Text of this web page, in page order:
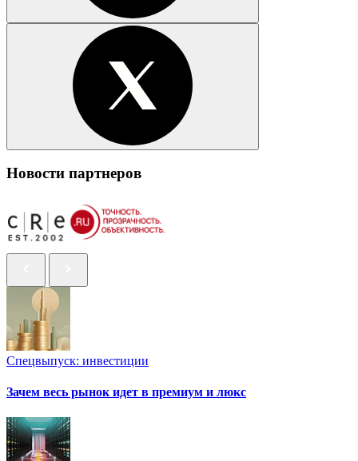
Новости партнеров
Спецвыпуск: инвестиции
Зачем весь рынок идет в премиум и люкс